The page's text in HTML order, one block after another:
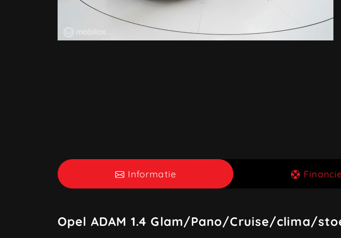
Informatie
Opel ADAM 1.4 Glam/Pano/Cruise/clima/